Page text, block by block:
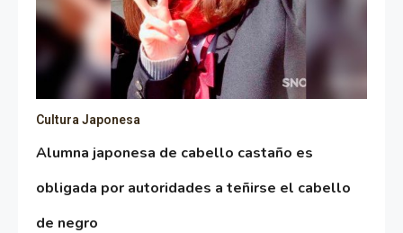
Cultura Japonesa
Alumna japonesa de cabello castaño es
obligada por autoridades a teñirse el cabello
de negro